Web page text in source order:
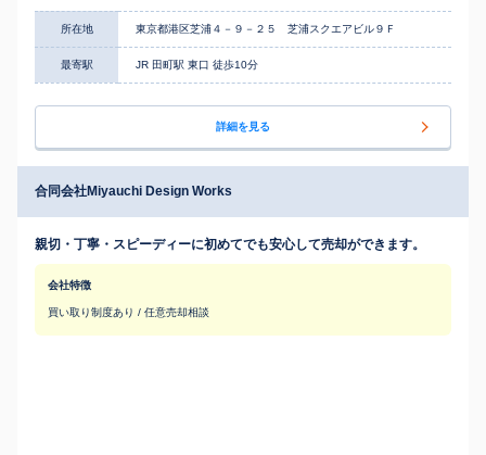
所在地 東京都港区芝浦４－９－２５ 芝浦スクエアビル９Ｆ
最寄駅 JR 田町駅 東口 徒歩10分
詳細を見る
合同会社Miyauchi Design Works
親切・丁寧・スピーディーに初めてでも安心して売却ができます。
会社特徴
買い取り制度あり / 任意売却相談